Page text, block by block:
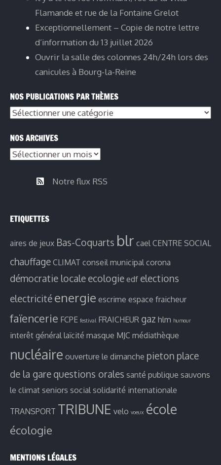
Flamande et rue de la Fontaine Grelot
Exceptionnellement – Copie de notre lettre
d’information du 13 juillet 2026
Ouvrir la salle des colonnes 24h/24h lors des
canicules à Bourg-la-Reine
NOS PUBLICATIONS PAR THÈMES
NOS ARCHIVES
Notre flux RSS
ETIQUETTES
aires de jeux Bas-Coquarts blr cael CENTRE SOCIAL
chauffage CLIMAT conseil municipal corona
démocratie locale ecologie edf elections
electricité energie escrime espace fraicheur
faïencerie FCPE festival FRAICHEUR gaz hlm humour
interêt général laïcité masque MJC médiathèque
nucléaire ouverture le dimanche pieton place
de la gare questions orales santé publique sauvons
le climat seniors social solidarité internationale
TRANSPORT TRIBUNE velo voeux école
écologie
MENTIONS LÉGALES